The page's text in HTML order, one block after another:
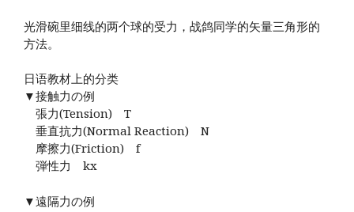
光滑碗里细线的两个球的受力，战鸽同学的矢量三角形的
方法。
日语教材上的分类
▼接触力の例
張力(Tension) T
垂直抗力(Normal Reaction) N
摩擦力(Friction) f
弾性力 kx
▼遠隔力の例